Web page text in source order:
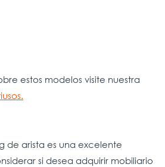
estos modelos visite nuestra
de arista es una excelente
si desea adquirir mobiliario